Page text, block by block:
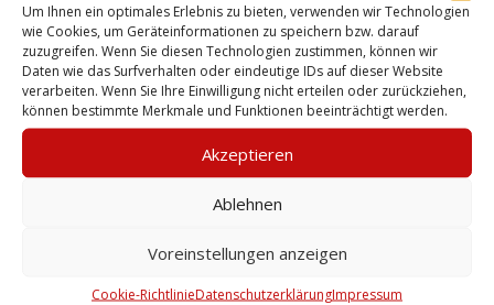
Um Ihnen ein optimales Erlebnis zu bieten, verwenden wir Technologien
wie Cookies, um Geräteinformationen zu speichern bzw. darauf
zuzugreifen. Wenn Sie diesen Technologien zustimmen, können wir
Daten wie das Surfverhalten oder eindeutige IDs auf dieser Website
verarbeiten. Wenn Sie Ihre Einwilligung nicht erteilen oder zurückziehen,
können bestimmte Merkmale und Funktionen beeinträchtigt werden.
Akzeptieren
Ablehnen
Voreinstellungen anzeigen
Cookie-RichtlinieDatenschutzerklärungImpressum